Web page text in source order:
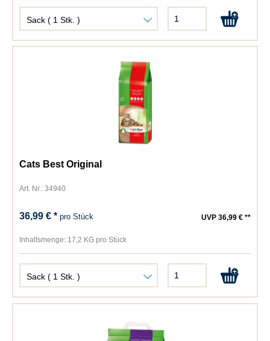
Cats Best Original
Art. Nr.: 34940
36,99 € *pro Stück UVP 36,99 € **
Inhaltsmenge: 17,2 KG pro Stück